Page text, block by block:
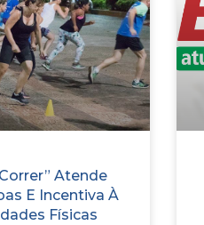
Atende
E Incentiva À
Físicas